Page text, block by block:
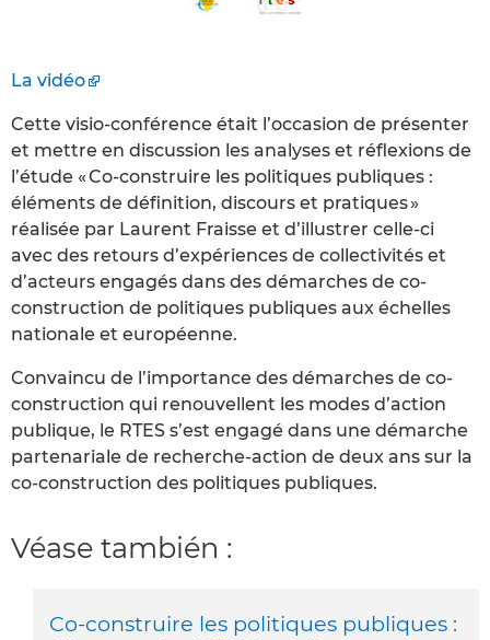
La vidéo
Cette visio-conférence était l’occasion de présenter
et mettre en discussion les analyses et réflexions de
l’étude « Co-construire les politiques publiques :
éléments de définition, discours et pratiques »
réalisée par Laurent Fraisse et d’illustrer celle-ci
avec des retours d’expériences de collectivités et
d’acteurs engagés dans des démarches de co-
construction de politiques publiques aux échelles
nationale et européenne.
Convaincu de l’importance des démarches de co-
construction qui renouvellent les modes d’action
publique, le RTES s’est engagé dans une démarche
partenariale de recherche-action de deux ans sur la
co-construction des politiques publiques.
Véase también :
Co-construire les politiques publiques :